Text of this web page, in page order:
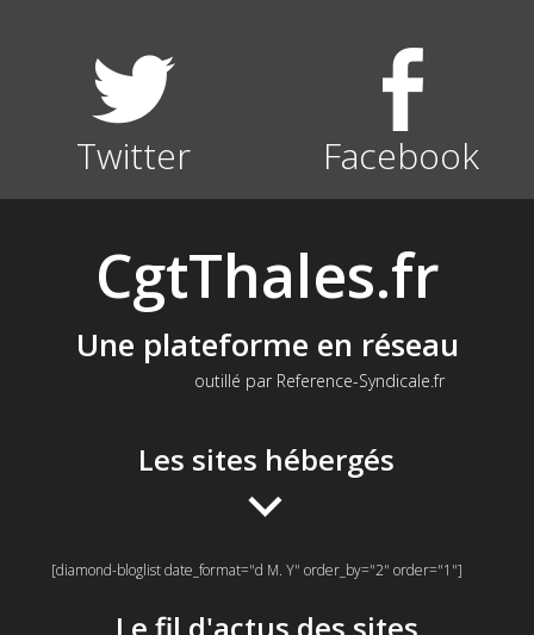
Twitter Facebook
CgtThales.fr
Une plateforme en réseau
outillé par Reference-Syndicale.fr
Les sites hébergés
[diamond-bloglist date_format="d M. Y" order_by="2" order="1"]
Le fil d'actus des sites